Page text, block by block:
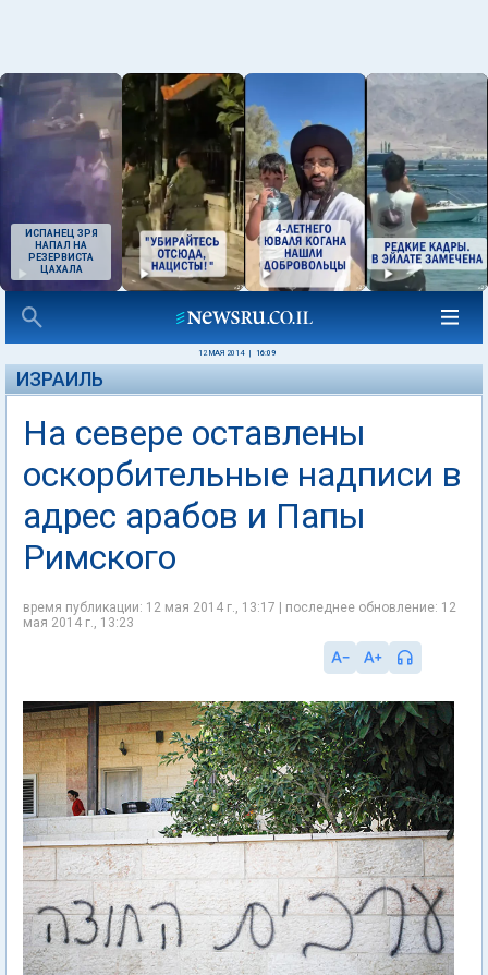
ИСПАНЕЦ ЗРЯ
НАПАЛ НА
РЕЗЕРВИСТА
ЦАХАЛА
12 МАЯ 2014 16:09
ИЗРАИЛЬ
На севере оставлены
оскорбительные надписи в
адрес арабов и Папы
Римского
время публикации: 12 мая 2014 г., 13:17 | последнее обновление: 12
мая 2014 г., 13:23